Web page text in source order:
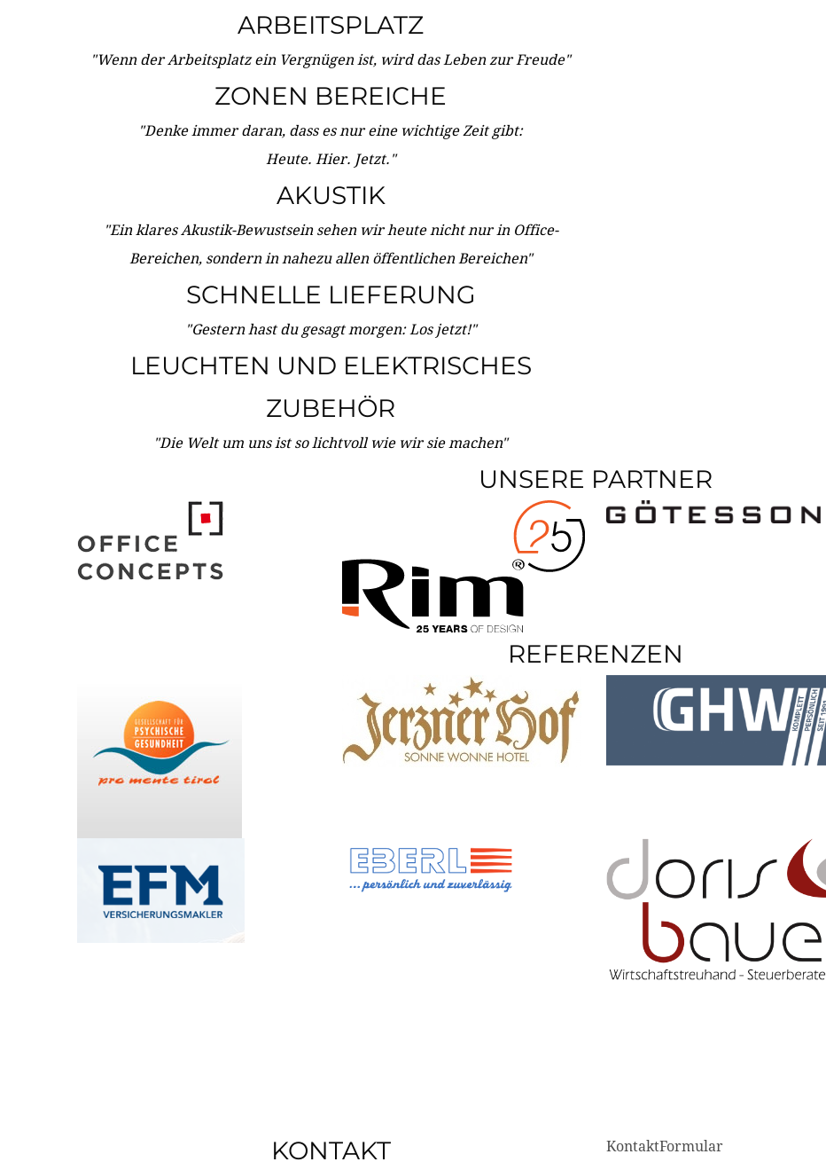
ARBEITSPLATZ
"Wenn der Arbeitsplatz ein Vergnügen ist, wird das Leben zur Freude"
ZONEN BEREICHE
"Denke immer daran, dass es nur eine wichtige Zeit gibt:
Heute. Hier. Jetzt."
AKUSTIK
"Ein klares Akustik-Bewustsein sehen wir heute nicht nur in Office-
Bereichen, sondern in nahezu allen öffentlichen Bereichen"
SCHNELLE LIEFERUNG
"Gestern hast du gesagt morgen: Los jetzt!"
LEUCHTEN UND ELEKTRISCHES
ZUBEHÖR
"Die Welt um uns ist so lichtvoll wie wir sie machen"
UNSERE PARTNER
REFERENZEN
KONTAKT KontaktFormular